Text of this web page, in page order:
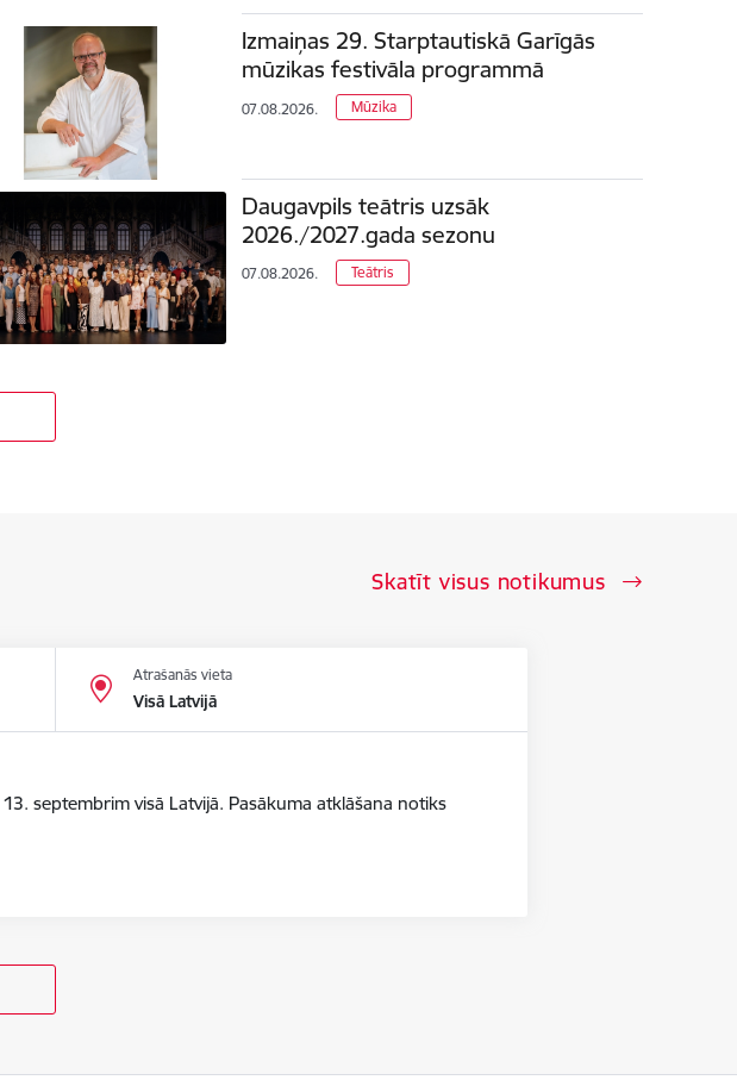
Izmaiņas 29. Starptautiskā Garīgās
mūzikas festivāla programmā
07.08.2026. Mūzika
Daugavpils teātris uzsāk
2026./2027.gada sezonu
07.08.2026. Teātris
Skatīt visus notikumus
Atrašanās vieta
Visā Latvijā
septembrim visā Latvijā. Pasākuma atklāšana notiks